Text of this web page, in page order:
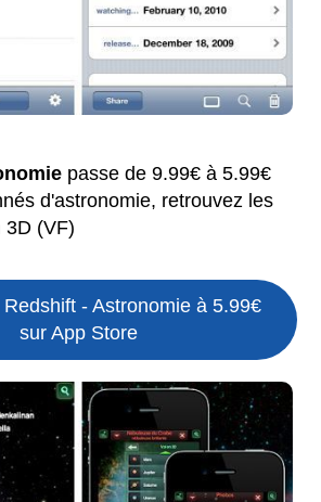
passe de 9.99€ à 5.99€
d'astronomie, retrouvez les
3D (VF)
- Astronomie à 5.99€
sur App Store